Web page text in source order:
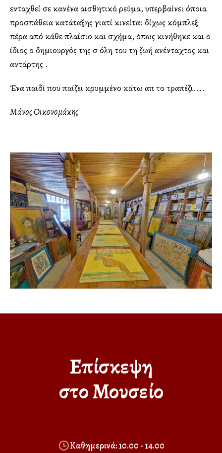
ενταχθεί σε κανένα αισθητικό ρεύμα, υπερβαίνει όποια
προσπάθεια κατάταξης γιατί κινείται δίχως κόμπλεξ
πέρα από κάθε πλαίσιο και σχήμα, όπως κινήθηκε και ο
ίδιος ο δημιουργός της σ όλη του τη ζωή ανένταχτος και
αντάρτης .
Ένα παιδί που παίζει κρυμμένο κάτω απ το τραπέζι....
Μάνος Οικονομάκης
Επίσκεψη
στο Μουσείο
Καθημερινά: 10.00 - 14.00